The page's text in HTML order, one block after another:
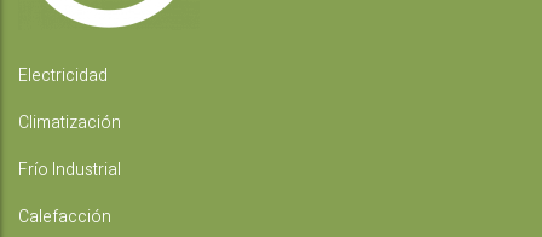
Electricidad
Climatización
Frío Industrial
Calefacción